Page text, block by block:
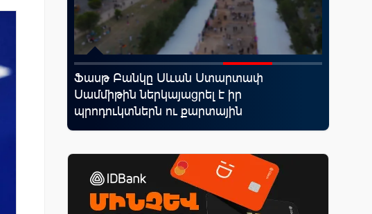
են
Ֆասթ Բանկը Սևան Ստարտափ
Սամմիթին ներկայացրել է իր
պրոդուկտներն ու քարտային
առաջարկները